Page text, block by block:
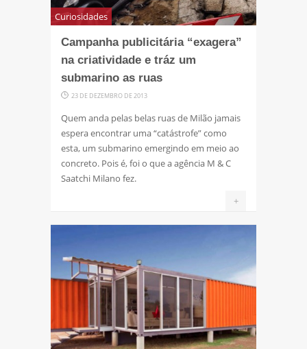
Curiosidades
Campanha publicitária “exagera”
na criatividade e tráz um
submarino as ruas
23 DE DEZEMBRO DE 2013
Quem anda pelas belas ruas de Milão jamais
espera encontrar uma “catástrofe” como
esta, um submarino emergindo em meio ao
concreto. Pois é, foi o que a agência M & C
Saatchi Milano fez.
+